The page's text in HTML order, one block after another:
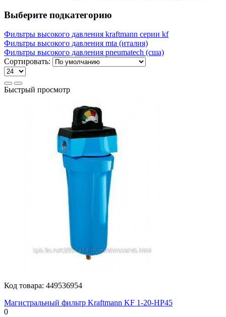
Выберите подкатегорию
Фильтры высокого давления kraftmann серии kf
Фильтры высокого давления mta (италия)
Фильтры высокого давления pneumatech (сша)
Сортировать:
Быстрый просмотр
Код товара: 449536954
Магистральный фильтр Kraftmann KF 1-20-HP45
0